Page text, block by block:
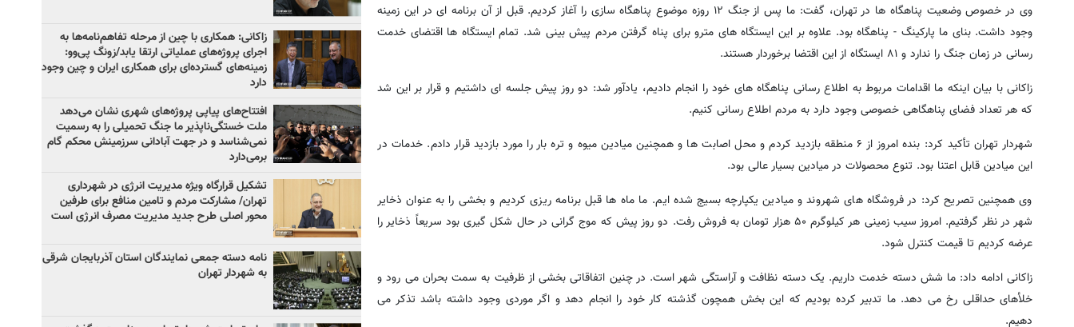
وی در خصوص وضعیت پناهگاه ها در تهران، گفت: ما پس از جنگ ۱۲ روزه موضوع پناهگاه سازی را آغاز کردیم. قبل از آن برنامه ای در این زمینه
وجود داشت. بنای ما پارکینگ - پناهگاه بود. علاوه بر این ایستگاه های مترو برای پناه گرفتن مردم پیش بینی شد. تمام ایستگاه ها اقتضای خدمت
رسانی در زمان جنگ را ندارد و ۸۱ ایستگاه از این اقتضا برخوردار هستند.
زاکانی با بیان اینکه ما اقدامات مربوط به اطلاع رسانی پناهگاه های خود را انجام دادیم، یادآور شد: دو روز پیش جلسه ای داشتیم و قرار بر این شد
که هر تعداد فضای پناهگاهی خصوصی وجود دارد به مردم اطلاع رسانی کنیم.
شهردار تهران تأکید کرد: بنده امروز از ۶ منطقه بازدید کردم و محل اصابت ها و همچنین میادین میوه و تره بار را مورد بازدید قرار دادم. خدمات در
این میادین قابل اعتنا بود. تنوع محصولات در میادین بسیار عالی بود.
وی همچنین تصریح کرد: در فروشگاه های شهروند و میادین یکپارچه بسیج شده ایم. ما ماه ها قبل برنامه ریزی کردیم و بخشی را به عنوان ذخایر
شهر در نظر گرفتیم. امروز سیب زمینی هر کیلوگرم ۵۰ هزار تومان به فروش رفت. دو روز پیش که موج گرانی در حال شکل گیری بود سریعاً ذخایر را
عرضه کردیم تا قیمت کنترل شود.
زاکانی ادامه داد: ما شش دسته خدمت داریم. یک دسته نظافت و آراستگی شهر است. در چنین اتفاقاتی بخشی از ظرفیت به سمت بحران می رود و
خلأهای حداقلی رخ می دهد. ما تدبیر کرده بودیم که این بخش همچون گذشته کار خود را انجام دهد و اگر موردی وجود داشته باشد تذکر می
دهیم.
زاکانی: همکاری با چین از مرحله تفاهم‌نامه‌ها به
اجرای پروژه‌های عملیاتی ارتقا یابد/زونگ پی‌وو:
زمینه‌های گسترده‌ای برای همکاری ایران و چین وجود
دارد
افتتاح‌های پیاپی پروژه‌های شهری نشان می‌دهد
ملت خستگی‌ناپذیر ما جنگ تحمیلی را به رسمیت
نمی‌شناسد و در جهت آبادانی سرزمینش محکم گام
برمی‌دارد
تشکیل قرارگاه ویژه مدیریت انرژی در شهرداری
تهران/ مشارکت مردم و تامین منافع برای طرفین
محور اصلی طرح جدید مدیریت مصرف انرژی است
نامه دسته جمعی نمایندگان استان آذربایجان شرقی
به شهردار تهران